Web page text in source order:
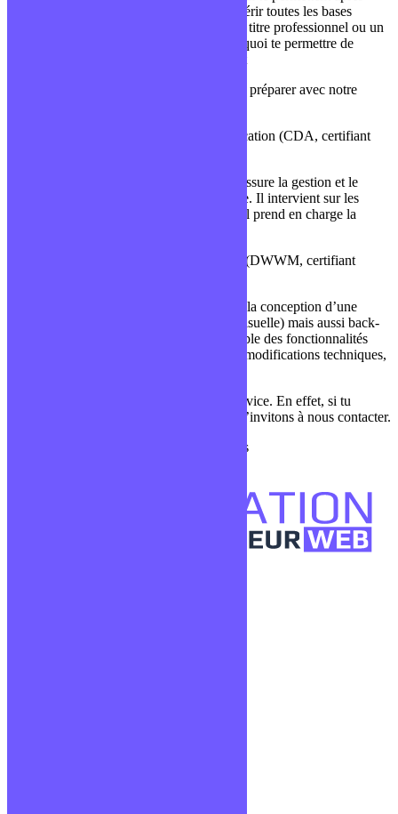
plusieurs semaines de progresser et d’acquérir toutes les bases
techniques essentielles pour prétendre à un titre professionnel ou un
diplôme justifiant de tes compétences. De quoi te permettre de
Exemple de titre professionnel que tu peux préparer avec notre
Titre de Concepteur Développeur d’Application (CDA, certifiant
Le concepteur développeur d’application assure la gestion et le
développement d’applications informatique. Il intervient sur les
différentes phases du process de création. Il prend en charge la
Titre de Développeur Web et Web Mobile (DWWM, certifiant
Le développeur web et web mobile assure la conception d’une
application ou site web, partie front-end (visuelle) mais aussi back-
end exécutée côté serveur. Il gère l’ensemble des fonctionnalités
techniques d’un site ou d’une application (modifications techniques,
Notre plateforme de formation est à ton service. En effet, si tu
souhaites devenir développeur web, nous t’invitons à nous contacter.
Découvre nos cours de formations digitales